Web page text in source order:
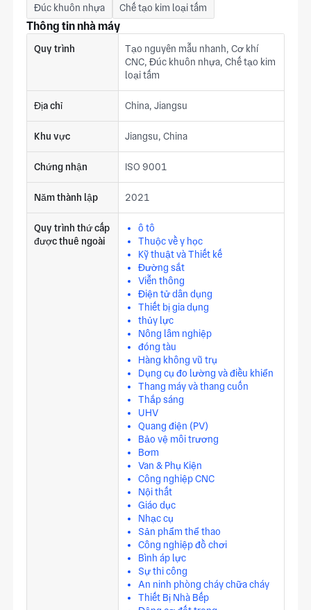
Đúc khuôn nhựa
Chế tạo kim loại tấm
Thông tin nhà máy
Quy trình
Tạo nguyên mẫu nhanh, Cơ khí
CNC, Đúc khuôn nhựa, Chế tạo kim
loại tấm
Địa chỉ China, Jiangsu
Khu vực Jiangsu, China
Chứng nhận ISO 9001
Năm thành lập 2021
Quy trình thứ cấp
được thuê ngoài
ô tô
Thuộc về y học
Kỹ thuật và Thiết kế
Đường sắt
Viễn thông
Điện tử dân dụng
Thiết bị gia dụng
thủy lực
Nông lâm nghiệp
đóng tàu
Hàng không vũ trụ
Dụng cụ đo lường và điều khiển
Thang máy và thang cuốn
Thắp sáng
UHV
Quang điện (PV)
Bảo vệ môi trương
Bơm
Van & Phụ Kiện
Công nghiệp CNC
Nội thất
Giáo dục
Nhạc cụ
Sản phẩm thể thao
Công nghiệp đồ chơi
Bình áp lực
Sự thi công
An ninh phòng cháy chữa cháy
Thiết Bị Nhà Bếp